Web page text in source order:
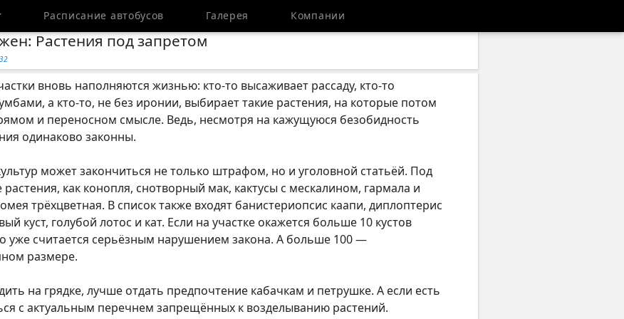
Расписание автобусов Галерея Компании
Растения под запретом
вновь наполняются жизнью: кто-то высаживает рассаду, кто-то
а кто-то, не без иронии, выбирает такие растения, на которые потом
и переносном смысле. Ведь, несмотря на кажущуюся безобидность
одинаково законны.
может закончиться не только штрафом, но и уголовной статьёй. Под
как конопля, снотворный мак, кактусы с мескалином, гармала и
трёхцветная. В список также входят банистериопсис каапи, диплоптерис
куст, голубой лотос и кат. Если на участке окажется больше 10 кустов
уже считается серьёзным нарушением закона. А больше 100 —
размере.
на грядке, лучше отдать предпочтение кабачкам и петрушке. А если есть
с актуальным перечнем запрещённых к возделыванию растений.